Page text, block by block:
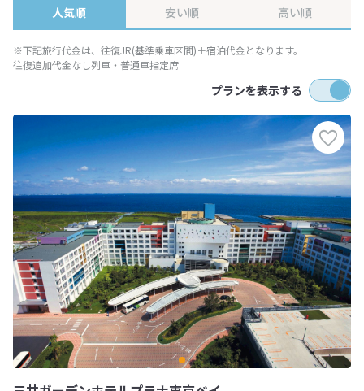
人気順 安い順 高い順
※下記旅行代金は、往復JR(基準乗車区間)＋宿泊代金となります。
往復追加代金なし列車・普通車指定席
プランを表示する